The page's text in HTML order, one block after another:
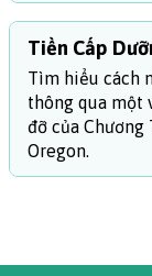
Tiền Cấp
Tìm hiểu cách
thông qua một
đỡ của
Oregon.